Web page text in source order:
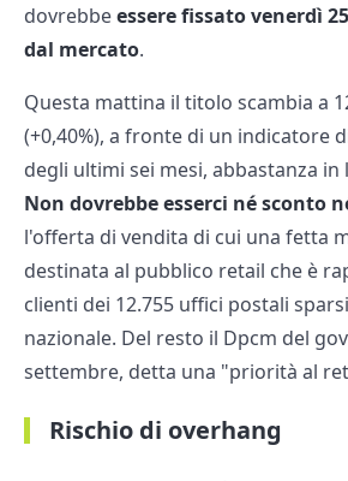
dovrebbeessere fissato venerdì
dal mercato.
Questa mattina il titolo scambia a
(+0,40%), a fronte di un indicatore
degli ultimi sei mesi, abbastanza in
Non dovrebbe esserci né sconto
l'offerta di vendita di cui una fetta
destinata al pubblico retail che è
clienti dei 12.755 uffici postali
nazionale. Del resto il Dpcm del
settembre, detta una "priorità al
Rischio di overhang